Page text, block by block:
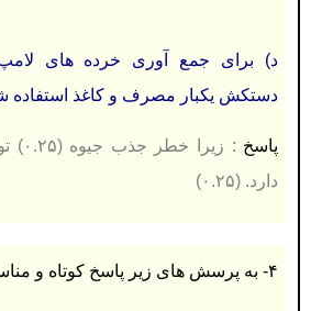
د) برای جمع آوری خرده های
دستکش يکبار مصرف و كاغذ استفاده
پاسخ :
زیرا
دارد. (۰.۲۵)
۴- به پرسش های زير پاسخ كوتاه و مناسب دهید. (۱ نمره)